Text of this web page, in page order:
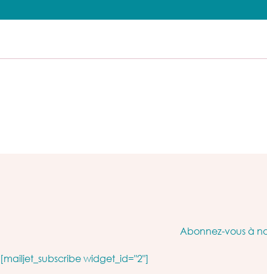
Abonnez-vous à
[mailjet_subscribe widget_id="2"]